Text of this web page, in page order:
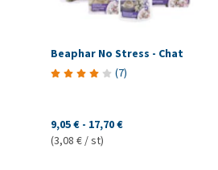
Beaphar No Stress - Chat
(7)
9,05 € - 17,70 €
(3,08 € / st)